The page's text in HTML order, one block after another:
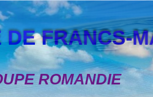
FRANCS-
ROMANDIE